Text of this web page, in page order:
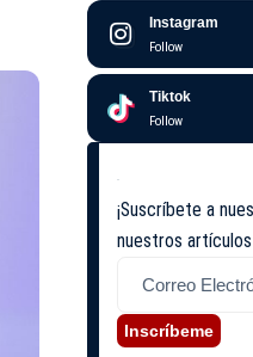
Instagram
Follow
Tiktok
Follow
¡Suscríbete a
nuestros
Inscríbeme